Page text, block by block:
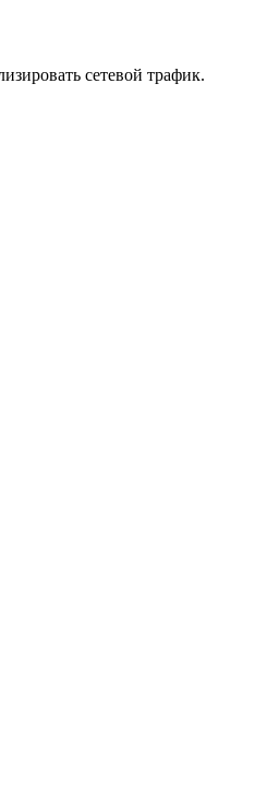
сетевой трафик.